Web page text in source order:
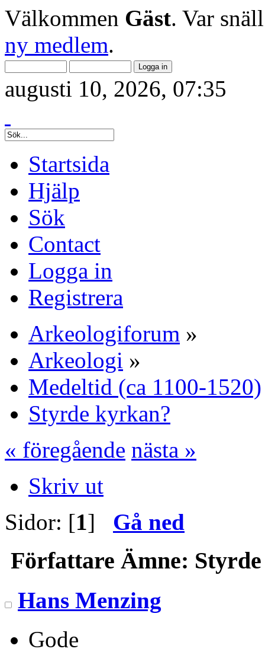
Välkommen Gäst. Var
ny medlem.
augusti 10, 2026, 07:35
Startsida
Hjälp
Sök
Contact
Logga in
Registrera
Arkeologiforum »
Arkeologi »
Medeltid (ca 1100-1520)
Styrde kyrkan?
« föregående nästa »
Skriv ut
Sidor: [1] Gå ned
Författare Ämne:
Hans Menzing
Gode